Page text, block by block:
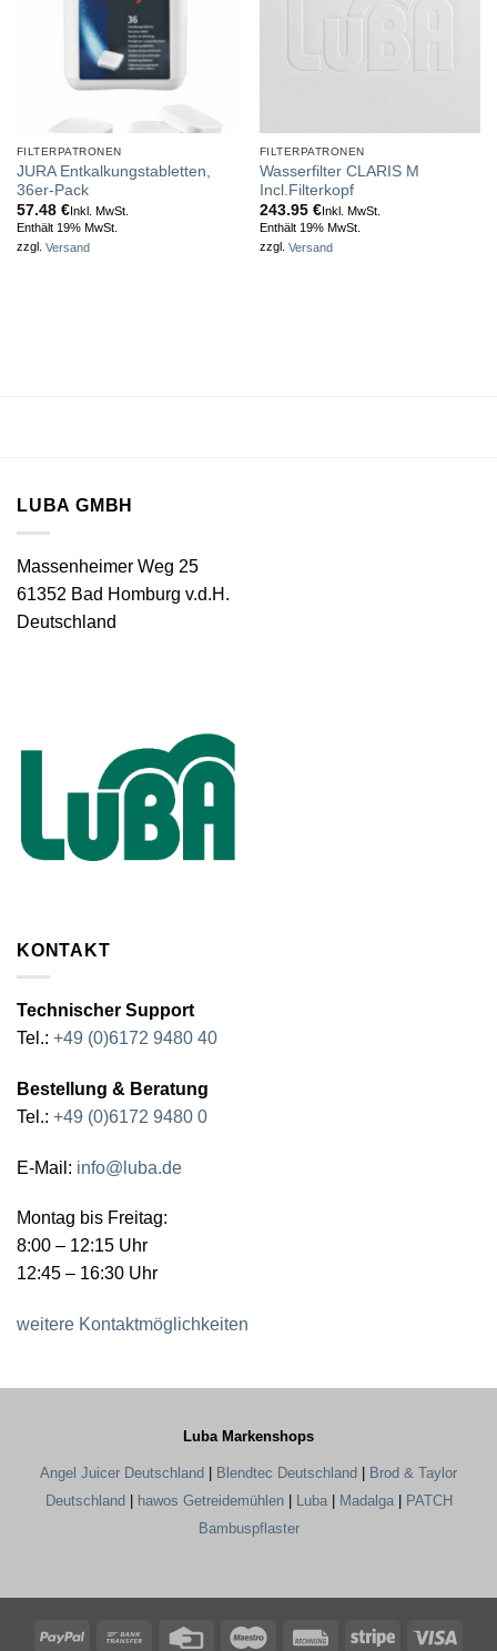
FILTERPATRONEN
JURA Entkalkungstabletten,
36er-Pack
57.48 €Inkl. MwSt.
Enthält 19% MwSt.
zzgl. Versand
FILTERPATRONEN
Wasserfilter CLARIS M
Incl.Filterkopf
243.95 €Inkl. MwSt.
Enthält 19% MwSt.
zzgl. Versand
LUBA GMBH
Massenheimer Weg 25
61352 Bad Homburg v.d.H.
Deutschland
KONTAKT
Technischer Support
Tel.: +49 (0)6172 9480 40
Bestellung & Beratung
Tel.: +49 (0)6172 9480 0
E-Mail: info@luba.de
Montag bis Freitag:
8:00 – 12:15 Uhr
12:45 – 16:30 Uhr
weitere Kontaktmöglichkeiten
Luba Markenshops
Angel Juicer Deutschland Blendtec Deutschland
Brod & Taylor
Deutschland
hawos Getreidemühlen| Luba| Madalga|
PATCH
Bambuspflaster
PayPal Bank Credit Maestro RechungStripe